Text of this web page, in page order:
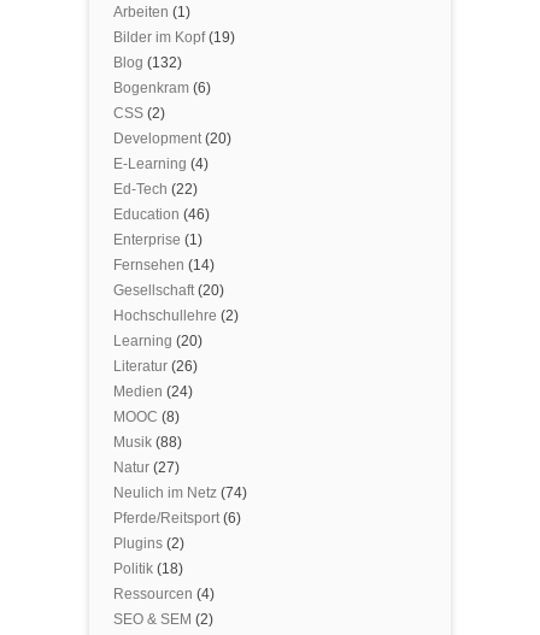
Arbeiten (1)
Bilder im Kopf(19)
Blog (132)
Bogenkram (6)
CSS (2)
Development(20)
E-Learning (4)
Ed-Tech (22)
Education (46)
Enterprise (1)
Fernsehen (14)
Gesellschaft(20)
Hochschullehre (2)
Learning (20)
Literatur (26)
Medien (24)
MOOC (8)
Musik (88)
Natur (27)
Neulich im Netz (74)
Pferde/Reitsport(6)
Plugins (2)
Politik (18)
Ressourcen (4)
SEO & SEM (2)